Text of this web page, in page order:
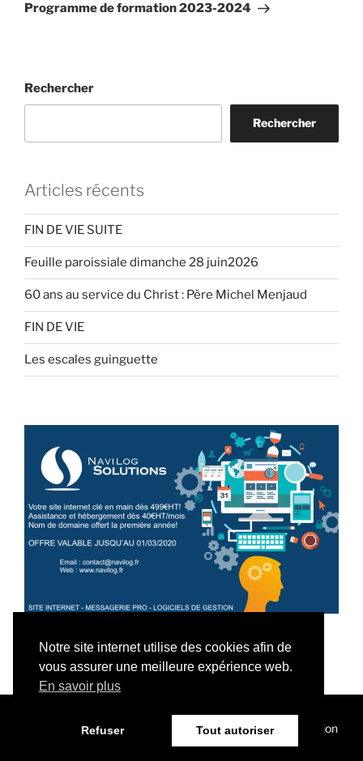
suivant
Programme de formation 2023-2024
Rechercher
Rechercher
Articles récents
FIN DE VIE SUITE
Feuille paroissiale dimanche 28 juin2026
60 ans au service du Christ : Père Michel Menjaud
FIN DE VIE
Les escales guinguette
© 2023 Paroisse de Saint-Etienne des Sorts - Une réalisation
Notre site internet utilise des cookies afin de
vous assurer une meilleure expérience web.
En savoir plus
Refuser Tout autoriser